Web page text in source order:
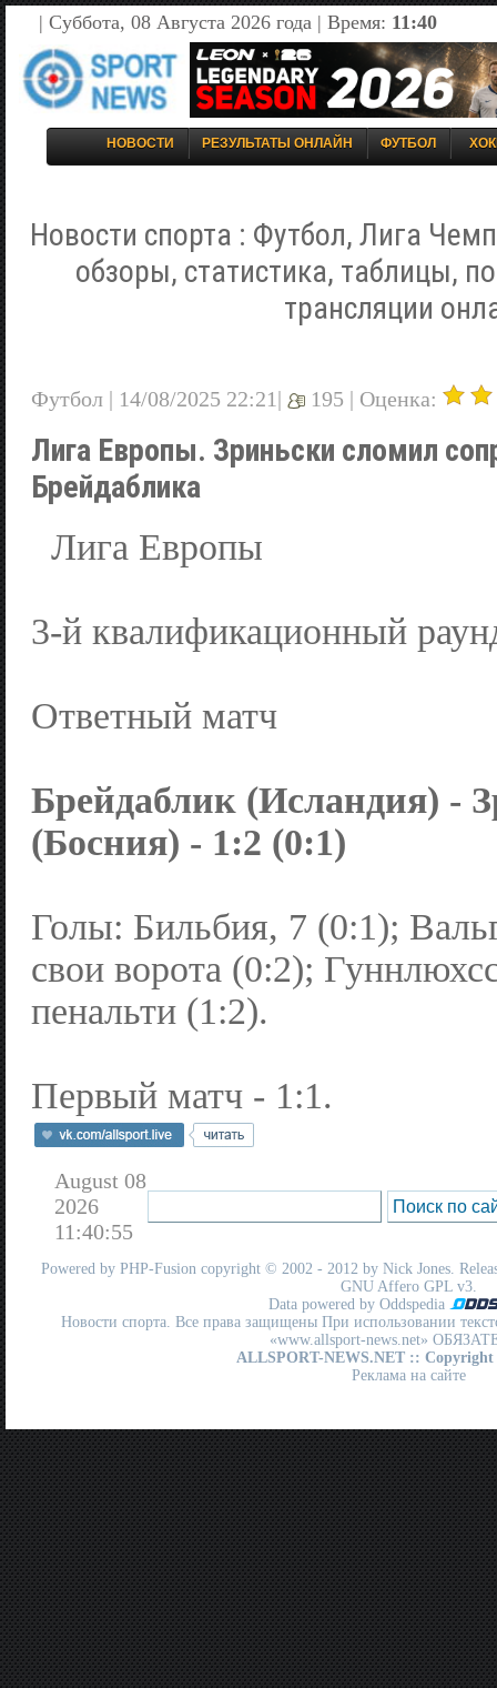
| Суббота, 08 Августа 2026 года | Время: 11:40
НОВОСТИ РЕЗУЛЬТАТЫ ОНЛАЙН ФУТБОЛ
Новости спорта : Футбол, Лига
обзоры, статистика, таблицы,
трансляции
Футбол | 14/08/2025 22:21| 195 | Оценка:
Лига Европы. Зриньски сломил
Брейдаблика
Лига Европы
3-й квалификационный
Ответный матч
Брейдаблик (Исландия) -
(Босния) - 1:2 (0:1)
Голы: Бильбия, 7 (0:1);
свои ворота (0:2);
пенальти (1:2).
Первый матч - 1:1.
August 08
2026
11:40:55
Powered by PHP-Fusion copyright © 2002 - 2012 by Nick Jones.
GNU Affero GPL v3.
Data powered by Oddspedia
Новости спорта. Все права защищены При использовании
«www.allsport-news.net»
ALLSPORT-NEWS.NET :: Copyright
Реклама на сайте